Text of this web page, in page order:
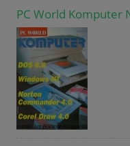
PC World Komputer